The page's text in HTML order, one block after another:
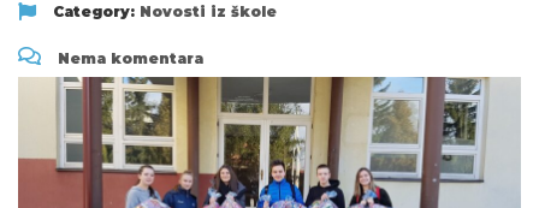
Category: Novosti iz škole
Nema komentara